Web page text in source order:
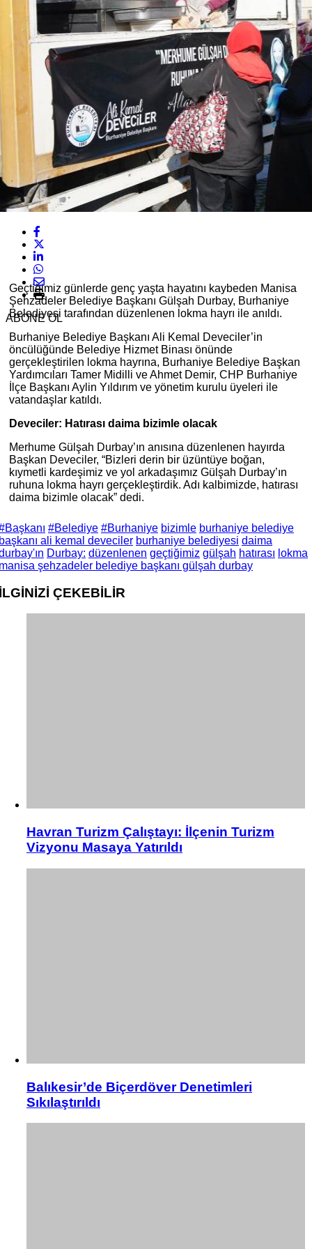
ABONE OL
Geçtiğimiz günlerde genç yaşta hayatını kaybeden Manisa
Şehzadeler Belediye Başkanı Gülşah Durbay, Burhaniye
Belediyesi tarafından düzenlenen lokma hayrı ile anıldı.
Burhaniye Belediye Başkanı Ali Kemal Deveciler’in
öncülüğünde Belediye Hizmet Binası önünde
gerçekleştirilen lokma hayrına, Burhaniye Belediye Başkan
Yardımcıları Tamer Midilli ve Ahmet Demir, CHP Burhaniye
İlçe Başkanı Aylin Yıldırım ve yönetim kurulu üyeleri ile
vatandaşlar katıldı.
Deveciler: Hatırası daima bizimle olacak
Merhume Gülşah Durbay’ın anısına düzenlenen hayırda
Başkan Deveciler, “Bizleri derin bir üzüntüye boğan,
kıymetli kardeşimiz ve yol arkadaşımız Gülşah Durbay’ın
ruhuna lokma hayrı gerçekleştirdik. Adı kalbimizde, hatırası
daima bizimle olacak” dedi.
#Belediye #Burhaniye bizimle burhaniye belediye
ali kemal deveciler burhaniye belediyesi daima
Durbay: düzenlenen geçtiğimiz gülşah hatırası lokma
şehzadeler belediye başkanı gülşah durbay
ÇEKEBİLİR
Havran Turizm Çalıştayı: İlçenin Turizm
Vizyonu Masaya Yatırıldı
Balıkesir’de Biçerdöver Denetimleri
Sıkılaştırıldı